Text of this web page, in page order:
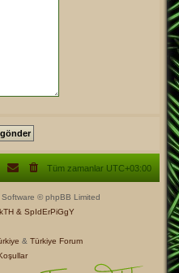
Tüm zamanlar UTC+03:00
© phpBB Limited
& SpIdErPiGgY
& Türkiye Forum